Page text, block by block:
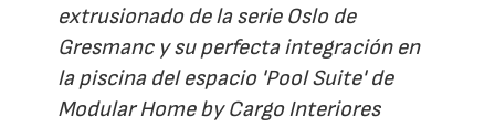
extrusionado de la serie Oslo de
Gresmanc y su perfecta integración en
la piscina del espacio 'Pool Suite' de
Modular Home by Cargo Interiores